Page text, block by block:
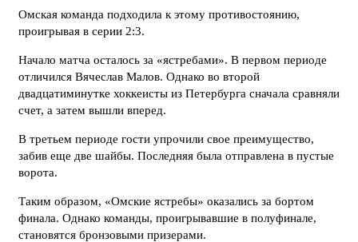
Омская команда подходила к этому противостоянию,
проигрывая в серии 2:3.
Начало матча осталось за «ястребами». В первом периоде
отличился Вячеслав Малов. Однако во второй
двадцатиминутке хоккеисты из Петербурга сначала сравняли
счет, а затем вышли вперед.
В третьем периоде гости упрочили свое преимущество,
забив еще две шайбы. Последняя была отправлена в пустые
ворота.
Таким образом, «Омские ястребы» оказались за бортом
финала. Однако команды, проигрывавшие в полуфинале,
становятся бронзовыми призерами.